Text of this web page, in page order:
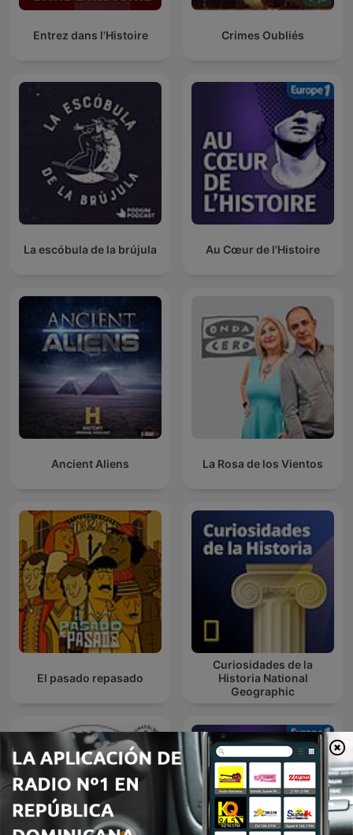
Entrez dans l'Histoire Crimes Oubliés
La escóbula de la brújula Au Cœur de l'Histoire
Ancient Aliens La Rosa de los Vientos
El pasado repasado
Curiosidades de la
Historia National
Geographic